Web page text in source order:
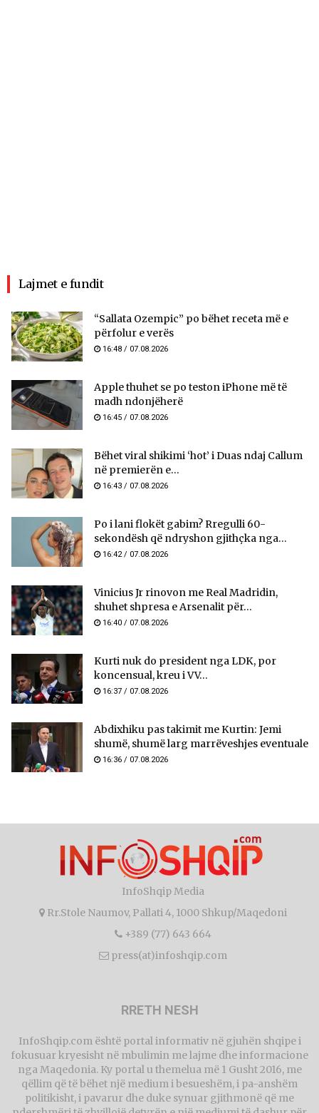
Lajmet e fundit
“Sallata Ozempic” po bëhet receta më e
përfolur e verës
16:48 / 07.08.2026
Apple thuhet se po teston iPhone më të
madh ndonjëherë
16:45 / 07.08.2026
Bëhet viral shikimi ‘hot’ i Duas ndaj Callum
në premierën e...
16:43 / 07.08.2026
Po i lani flokët gabim? Rregulli 60-
sekondësh që ndryshon gjithçka nga...
16:42 / 07.08.2026
Vinicius Jr rinovon me Real Madridin,
shuhet shpresa e Arsenalit për...
16:40 / 07.08.2026
Kurti nuk do president nga LDK, por
koncensual, kreu i VV...
16:37 / 07.08.2026
Abdixhiku pas takimit me Kurtin: Jemi
shumë, shumë larg marrëveshjes eventuale
16:36 / 07.08.2026
InfoShqip Media
Rr.Stole Naumov, Pallati 4, 1000 Shkup/Maqedoni
+389 (77) 643 664
press(at)infoshqip.com
RRETH NESH
InfoShqip.com është portal informativ në gjuhën shqipe i
fokusuar kryesisht në mbulimin me lajme dhe informacione
nga Maqedonia. Ky portal u themelua më 1 Gusht 2016, me
qëllim që të bëhet një medium i besueshëm, i pa-anshëm
politikisht, i pavarur dhe duke synuar gjithmonë që me